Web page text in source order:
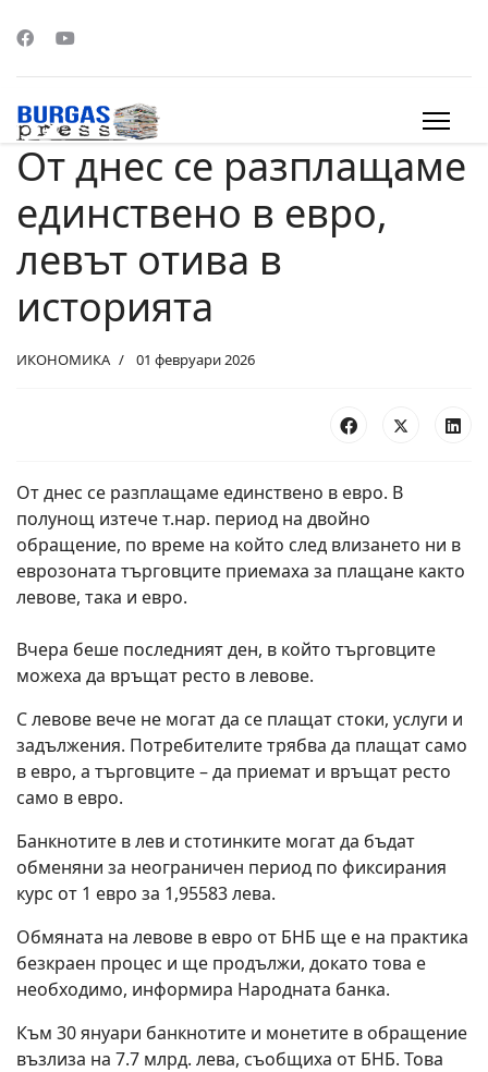
От днес се разплащаме
единствено в евро,
левът отива в
историята
ИКОНОМИКА 01 февруари 2026
От днес се разплащаме единствено в евро. В
полунощ изтече т.нар. период на двойно
обращение, по време на който след влизането ни в
еврозоната търговците приемаха за плащане както
левове, така и евро.
Вчера беше последният ден, в който търговците
можеха да връщат ресто в левове.
С левове вече не могат да се плащат стоки, услуги и
задължения. Потребителите трябва да плащат само
в евро, а търговците – да приемат и връщат ресто
само в евро.
Банкнотите в лев и стотинките могат да бъдат
обменяни за неограничен период по фиксирания
курс от 1 евро за 1,95583 лева.
Обмяната на левове в евро от БНБ ще е на практика
безкраен процес и ще продължи, докато това е
необходимо, информира Народната банка.
Към 30 януари банкнотите и монетите в обращение
възлиза на 7.7 млрд. лева, съобщиха от БНБ. Това